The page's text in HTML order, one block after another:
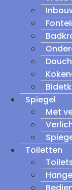
Spiegel
Met
Toiletten